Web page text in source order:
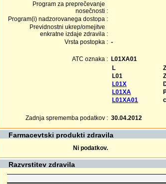
Program za preprečevanje
nosečnosti :
Program(i) nadzorovanega dostopa :
Previdnostni ukrep/omejitve
enkratne izdaje zdravila :
Vrsta postopka : -
ATC oznaka : L01XA01
L
L01
L01X
L01XA
L01XA01
Zadnja sprememba podatkov : 30.04.2012
Farmacevtski produkti zdravila
Ni podatkov.
Razvrstitev zdravila